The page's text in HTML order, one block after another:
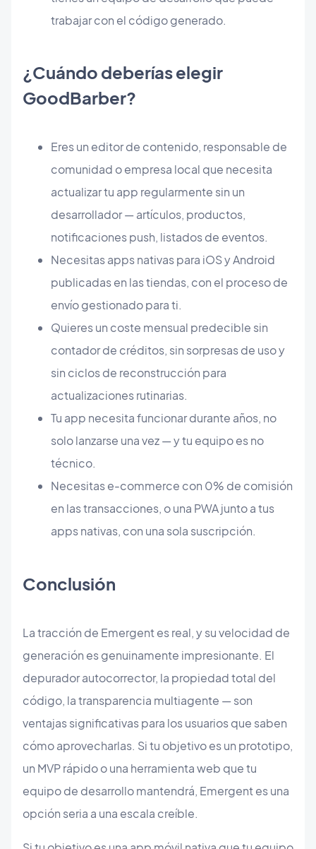
trabajar con el código generado.
¿Cuándo deberías elegir
GoodBarber?
Eres un editor de contenido, responsable de
comunidad o empresa local que necesita
actualizar tu app regularmente sin un
desarrollador — artículos, productos,
notificaciones push, listados de eventos.
Necesitas apps nativas para iOS y Android
publicadas en las tiendas, con el proceso de
envío gestionado para ti.
Quieres un coste mensual predecible sin
contador de créditos, sin sorpresas de uso y
sin ciclos de reconstrucción para
actualizaciones rutinarias.
Tu app necesita funcionar durante años, no
solo lanzarse una vez — y tu equipo es no
técnico.
Necesitas e-commerce con 0% de comisión
en las transacciones, o una PWA junto a tus
apps nativas, con una sola suscripción.
Conclusión
La tracción de Emergent es real, y su velocidad de
generación es genuinamente impresionante. El
depurador autocorrector, la propiedad total del
código, la transparencia multiagente — son
ventajas significativas para los usuarios que saben
cómo aprovecharlas. Si tu objetivo es un prototipo,
un MVP rápido o una herramienta web que tu
equipo de desarrollo mantendrá, Emergent es una
opción seria a una escala creíble.